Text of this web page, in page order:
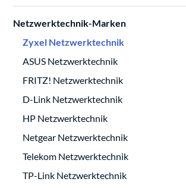
Netzwerktechnik-Marken
Zyxel Netzwerktechnik
ASUS Netzwerktechnik
FRITZ! Netzwerktechnik
D-Link Netzwerktechnik
HP Netzwerktechnik
Netgear Netzwerktechnik
Telekom Netzwerktechnik
TP-Link Netzwerktechnik